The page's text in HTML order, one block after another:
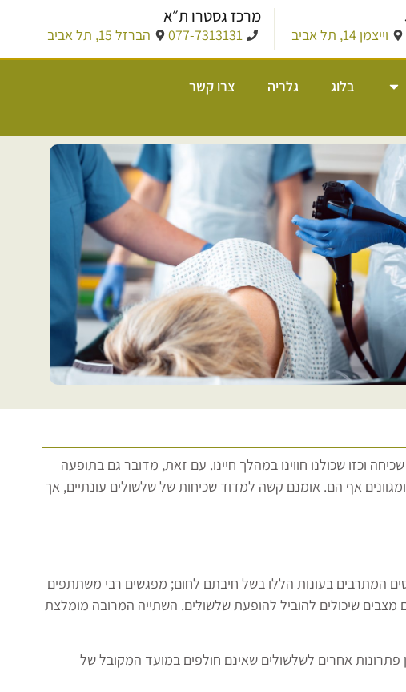
מרכז גסטרו ת״א
077-7313131 הברזל 15, תל אביב וייצמן 14, תל אביב
בלוג גלריה צרו קשר
וכזו שכולנו חווינו במהלך חיינו. עם זאת, מדובר גם בתופעה
אף הם. אומנם קשה למדוד שכיחות של שלשולים עונתיים, אך
המתרבים בעונות הללו בשל חיבתם לחום; מפגשים רבי משתתפים
מצבים שיכולים להוביל להופעת שלשולים. השתייה המרובה מומלצת
אחרים לשלשולים שאינם חולפים במועד המקובל של